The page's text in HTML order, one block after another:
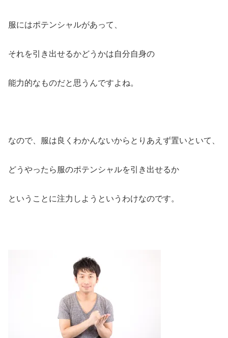
服にはポテンシャルがあって、
それを引き出せるかどうかは自分自身の
能力的なものだと思うんですよね。
なので、服は良くわかんないからとりあえず置いといて、
どうやったら服のポテンシャルを引き出せるか
ということに注力しようというわけなのです。